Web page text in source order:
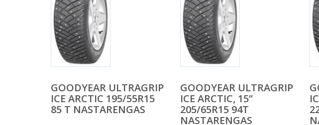
GOODYEAR ULTRAGRIP
ICE ARCTIC 195/55R15
85 T NASTARENGAS
GOODYEAR ULTRAGRIP
ICE ARCTIC, 15”
205/65R15 94T
NASTARENGAS